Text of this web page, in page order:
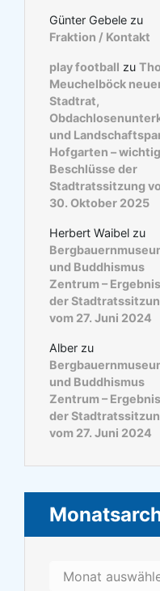
Günter Gebele zu
Fraktion / Kontakt
play football zu
Meuchelböck
Stadtrat,
und
Hofgarten –
Beschlüsse der
Stadtratssitzung
30. Oktober 2025
Herbert Waibel zu
und Buddhismus
Zentrum –
der
vom 27. Juni 2024
Alber zu
und Buddhismus
Zentrum –
der
vom 27. Juni 2024
Monatsarchiv